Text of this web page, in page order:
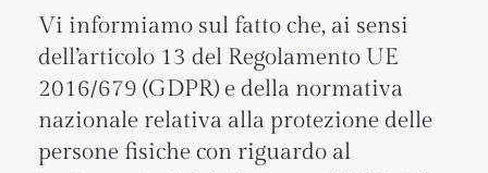
Vi informiamo sul fatto che, ai sensi
dell’articolo 13 del Regolamento UE
2016/679 (GDPR) e della normativa
nazionale relativa alla protezione delle
persone fisiche con riguardo al